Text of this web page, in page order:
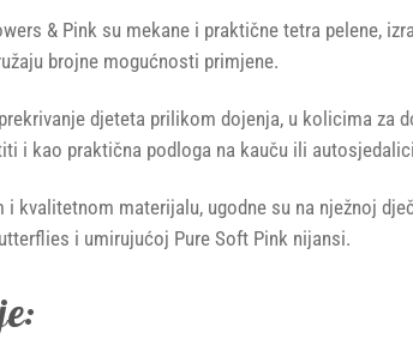
& Pink su mekane i praktične tetra pelene,
brojne mogućnosti primjene.
djeteta prilikom dojenja, u kolicima za
i kao praktična podloga na kauču ili
i kvalitetnom materijalu, ugodne su na nježnoj
i umirujućoj Pure Soft Pink nijansi.